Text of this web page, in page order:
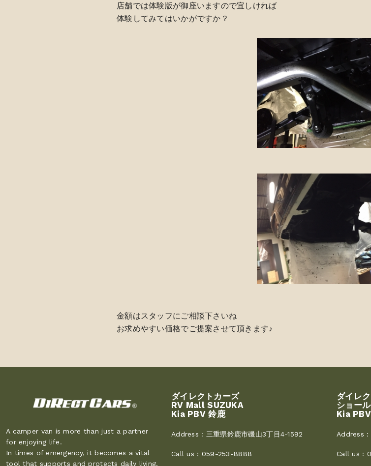
店舗では体験版が御座いますので宜しければ
体験してみてはいかがですか？
金額はスタッフにご相談下さいね
お求めやすい価格でご提案させて頂きます♪
A camper van is more than just a partner
for enjoying life.
In times of emergency, it becomes a vital
tool that supports and protects daily living.
ダイレクトカーズ
RV Mall SUZUKA
Kia PBV 鈴鹿
Address : 三重県鈴鹿市磯山3丁目4-1592
Call us : 059-253-8888
ダイレ
ショー
Kia
Address :
Call us :